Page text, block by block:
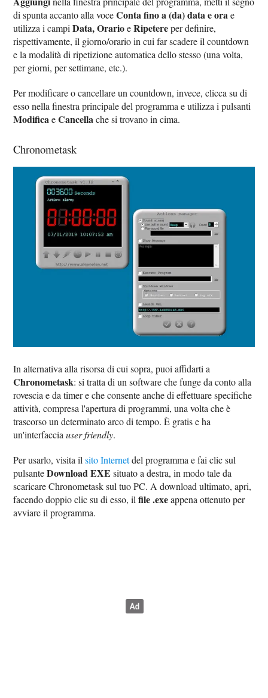
di spunta accanto alla voceConta fino a (da) data e orae
utilizza i campiData, OrarioeRipetereper definire,
rispettivamente, il giorno/orario in cui far scadere il countdown
e la modalità di ripetizione automatica dello stesso (una volta,
per giorni, per settimane, etc.).
Per modificare o cancellare un countdown, invece, clicca su di
esso nella finestra principale del programma e utilizza i pulsanti
ModificaeCancellache si trovano in cima.
Chronometask
In alternativa alla risorsa di cui sopra, puoi affidarti a
Chronometask: si tratta di un software che funge da conto alla
rovescia e da timer e che consente anche di effettuare specifiche
attività, compresa l'apertura di programmi, una volta che è
trascorso un determinato arco di tempo. È gratis e ha
un'interfacciauser friendly.
Per usarlo, visita ilsito Internetdel programma e fai clic sul
pulsanteDownload EXE situato a destra, in modo tale da
scaricare Chronometask sul tuo PC. A download ultimato, apri,
facendo doppio clic su di esso, ilfile .exeappena ottenuto per
avviare il programma.